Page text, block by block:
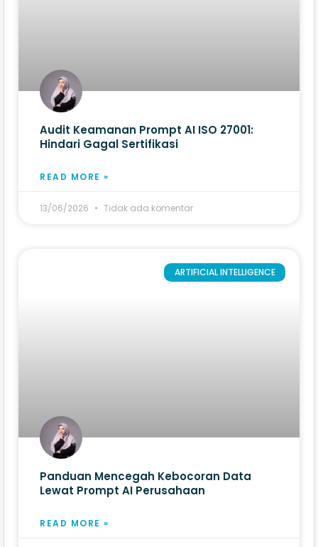
Audit Keamanan Prompt AI ISO 27001:
Hindari Gagal Sertifikasi
READ MORE »
13/06/2026 Tidak ada komentar
ARTIFICIAL INTELLIGENCE
Panduan Mencegah Kebocoran Data
Lewat Prompt AI Perusahaan
READ MORE »